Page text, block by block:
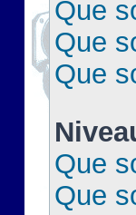
Que
Que
Que
Que
Que